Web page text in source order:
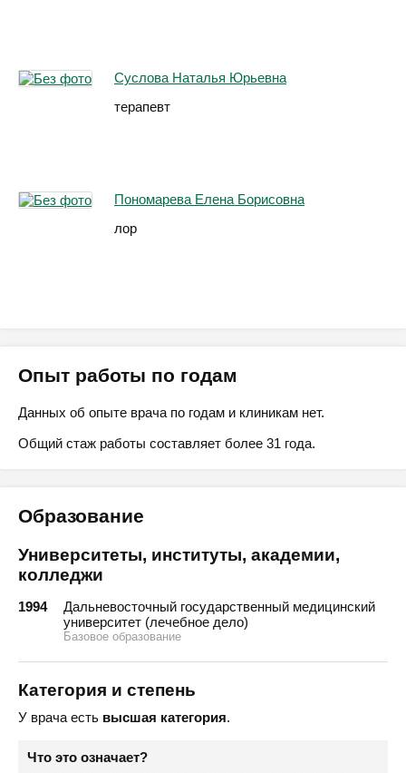
Суслова Наталья Юрьевна
терапевт
Пономарева Елена Борисовна
лор
Опыт работы по годам
Данных об опыте врача по годам и клиникам нет.
Общий стаж работы составляет более 31 года.
Образование
Университеты, институты, академии,
колледжи
1994
Дальневосточный государственный медицинский
университет (лечебное дело)
Базовое образование
Категория и степень
У врача есть высшая категория.
Что это означает?